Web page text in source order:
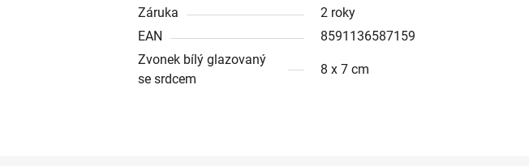
Záruka
2 roky
EAN
8591136587159
Zvonek bílý glazovaný
se srdcem
8 x 7 cm